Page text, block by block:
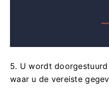
5. U wordt
waar u de vereiste